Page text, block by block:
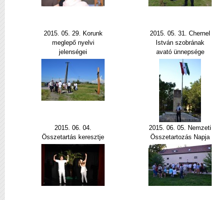
2015. 05. 29. Korunk
meglepő nyelvi
jelenségei
2015. 05. 31. Chernel
István szobrának
avató ünnepsége
2015. 06. 04.
Összetartás keresztje
2015. 06. 05. Nemzeti
Összetartozás Napja